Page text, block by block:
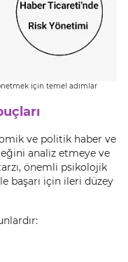
için temel adımlar
ve politik haber ve
analiz etmeye ve
önemli psikolojik
başarı için ileri düzey